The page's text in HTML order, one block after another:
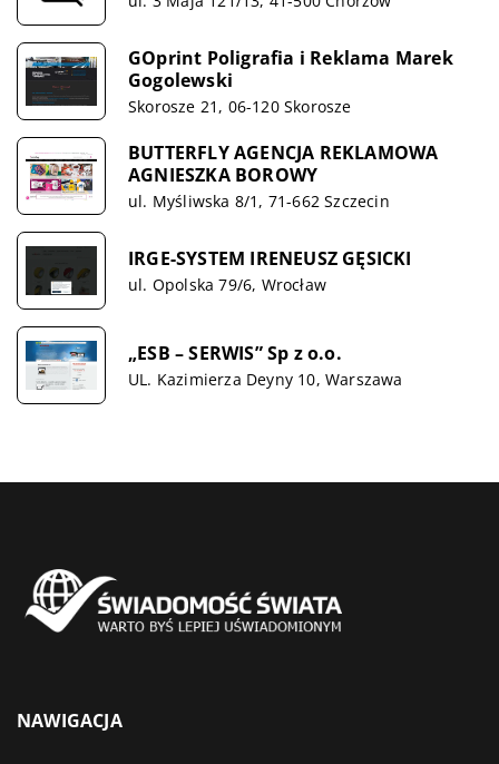
GOprint Poligrafia i Reklama Marek
Gogolewski
Skorosze 21, 06-120 Skorosze
BUTTERFLY AGENCJA REKLAMOWA
AGNIESZKA BOROWY
ul. Myśliwska 8/1, 71-662 Szczecin
IRGE-SYSTEM IRENEUSZ GĘSICKI
ul. Opolska 79/6, Wrocław
„ESB – SERWIS” Sp z o.o.
UL. Kazimierza Deyny 10, Warszawa
NAWIGACJA